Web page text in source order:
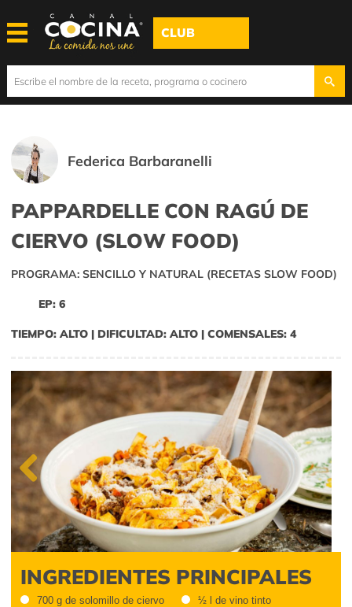
CLUB
Federica Barbaranelli
PAPPARDELLE CON RAGÚ DE
CIERVO (SLOW FOOD)
PROGRAMA: SENCILLO Y NATURAL (RECETAS SLOW FOOD)
EP: 6
TIEMPO: ALTO | DIFICULTAD: ALTO | COMENSALES: 4
Previous
INGREDIENTES PRINCIPALES
700 g de solomillo de ciervo
½ l de vino tinto